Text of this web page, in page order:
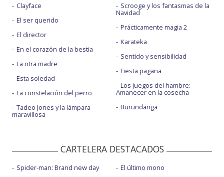
Clayface
El ser querido
El director
En el corazón de la bestia
La otra madre
Esta soledad
La constelación del perro
Tadeo Jones y la lámpara
maravillosa
Scrooge y los fantasmas de la
Navidad
Prácticamente magia 2
Karateka
Sentido y sensibilidad
Fiesta pagäna
Los juegos del hambre:
Amanecer en la cosecha
Burundanga
CARTELERA DESTACADOS
Spider-man: Brand new day
El último mono